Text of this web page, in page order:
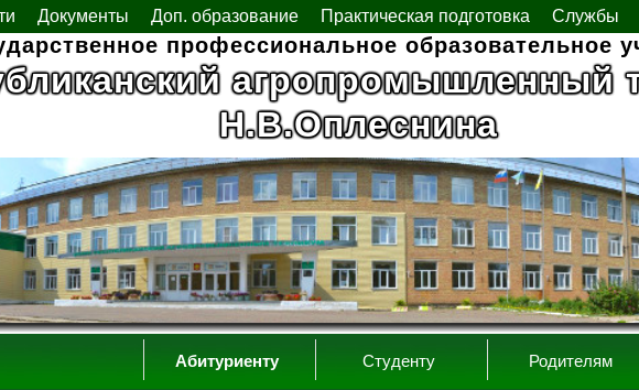
Документы Доп. образование Практическая подготовка Службы
профессиональное образовательное
агропромышленный
Н.В.Оплеснина
Родителям
Студенту
Абитуриенту